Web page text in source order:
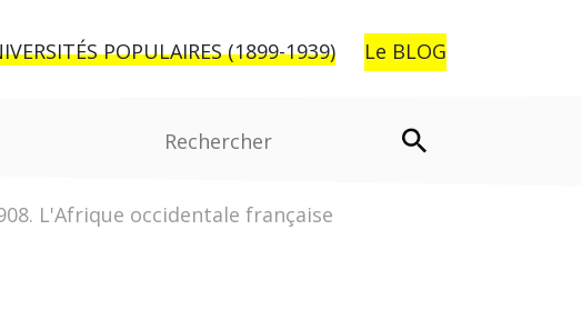
POPULAIRES (1899-1939) Le BLOG
Rechercher:
L'Afrique occidentale française